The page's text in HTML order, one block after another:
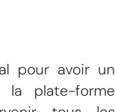
pour avoir un
plate-forme